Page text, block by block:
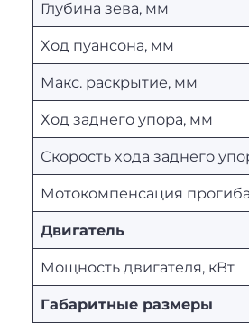
Глубина зева, мм
Ход пуансона, мм
Макс. раскрытие, мм
Ход заднего упора, мм
Скорость хода заднего
Мотокомпенсация прогиба
Двигатель
Мощность двигателя, кВт
Габаритные размеры